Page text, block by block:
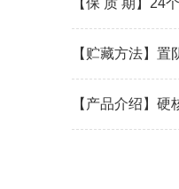
【贮藏方法】置
【产品介绍】